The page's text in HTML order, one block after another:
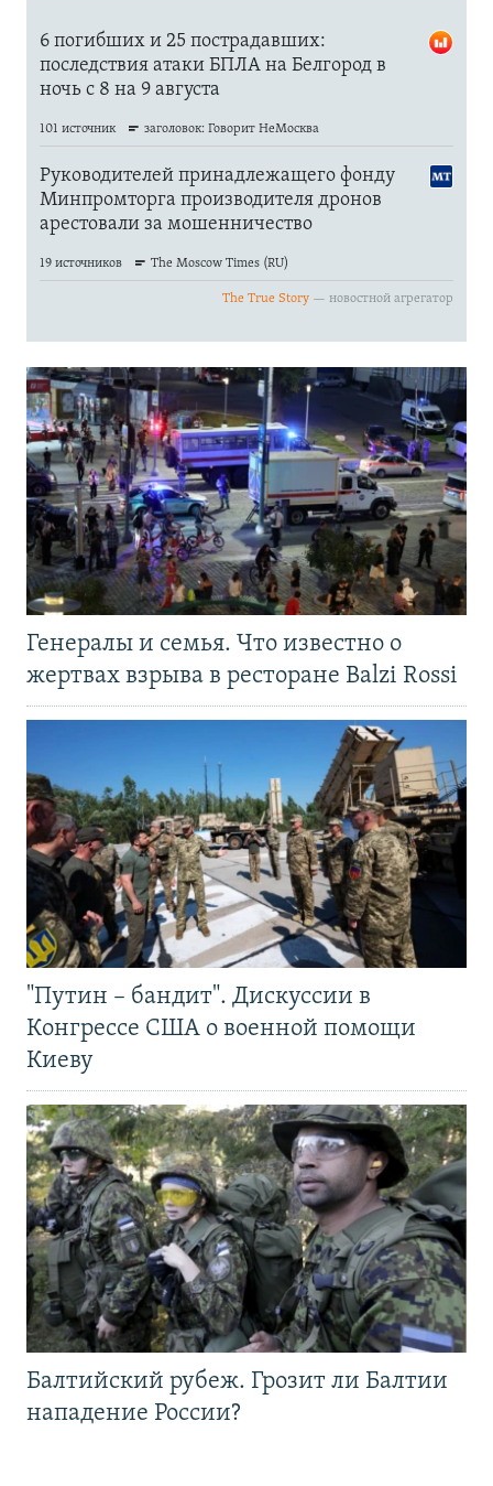
Генералы и семья. Что известно о
жертвах взрыва в ресторане Balzi Rossi
"Путин – бандит". Дискуссии в
Конгрессе США о военной помощи
Киеву
Балтийский рубеж. Грозит ли Балтии
нападение России?